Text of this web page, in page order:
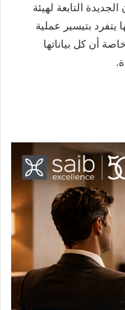
التابعة لهيئة
يتفرد بتيسير عملية
أن كل بياناتها